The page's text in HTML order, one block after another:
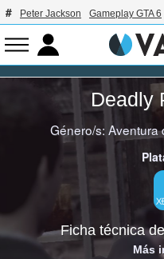
Peter Jackson Gameplay GTA 6
Deadly
Género/s: Aventura
Ficha técnica
Más